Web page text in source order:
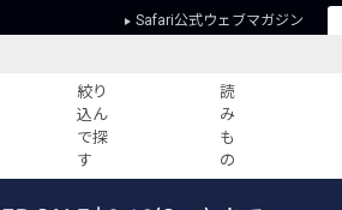
Safari公式ウェブマガジン
絞り
込ん
で探
す
読
み
も
の